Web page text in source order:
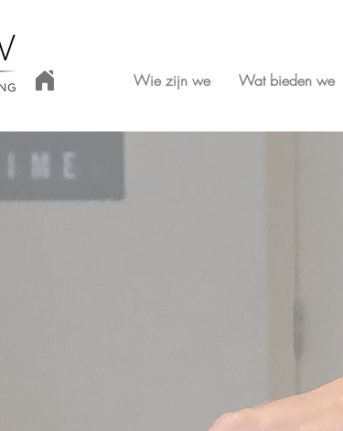
Wie zijn we Wat bieden we